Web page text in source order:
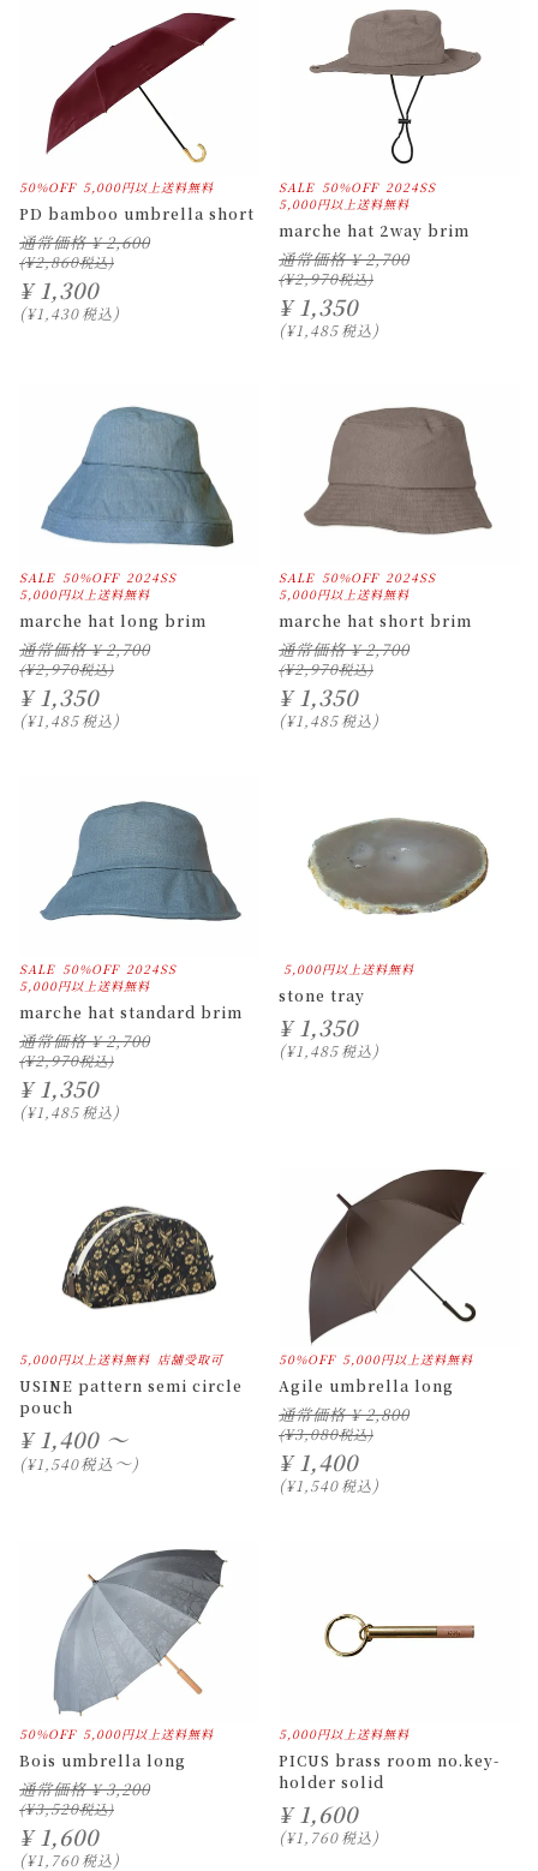
50%OFF 5,000円以上送料無料
PD bamboo umbrella short
通常価格 ¥ 2,600
¥2,860
¥ 1,300
¥1,430税込
SALE 50%OFF 2024SS
5,000円以上送料無料
marche hat 2way brim
通常価格 ¥ 2,700
¥2,970
¥ 1,350
¥1,485税込
SALE 50%OFF 2024SS
5,000円以上送料無料
marche hat long brim
通常価格 ¥ 2,700
¥2,970
¥ 1,350
¥1,485税込
SALE 50%OFF 2024SS
5,000円以上送料無料
marche hat short brim
通常価格 ¥ 2,700
¥2,970
¥ 1,350
¥1,485税込
SALE 50%OFF 2024SS
5,000円以上送料無料
marche hat standard brim
通常価格 ¥ 2,700
¥2,970
¥ 1,350
¥1,485税込
5,000円以上送料無料
stone tray
¥ 1,350
¥1,485税込
5,000円以上送料無料 店舗受取可
USINE pattern semi circle
pouch
¥ 1,400 ～
¥1,540税込〜
50%OFF 5,000円以上送料無料
Agile umbrella long
通常価格 ¥ 2,800
¥3,080
¥ 1,400
¥1,540税込
50%OFF 5,000円以上送料無料
Bois umbrella long
通常価格 ¥ 3,200
¥3,520
¥ 1,600
¥1,760税込
5,000円以上送料無料
PICUS brass room no.key-
holder solid
¥ 1,600
¥1,760税込